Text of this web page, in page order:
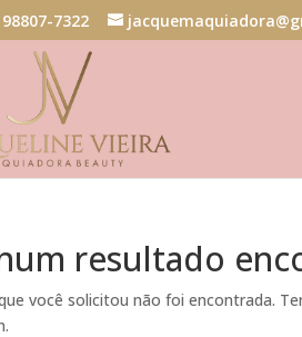
7322
resultado
você solicitou não foi encontrada.